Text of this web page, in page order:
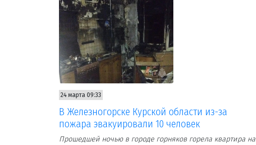
24 марта 09:33
В Железногорске Курской области из-за
пожара эвакуировали 10 человек
Прошедшей ночью в городе горняков горела квартира на